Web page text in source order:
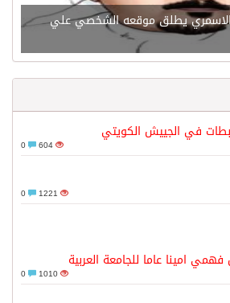
الاسمري يطلق موقعه الشخصي علي
في الجييش الكويتي
604
1221
فهمي امينا عاما للجامعة العربية
1010